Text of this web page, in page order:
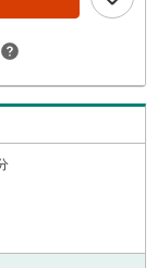
経験を基に物件を
いる物件は、弊社
や利回りは、将来に
はありません。※賃
現在の賃料等
ついては、周辺の
しています。